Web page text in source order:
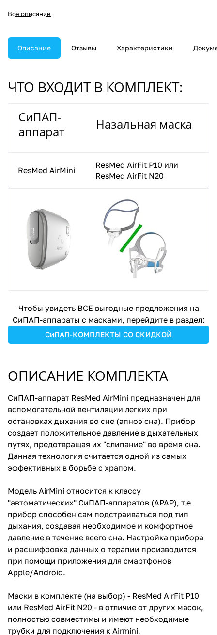
Все описание
Описание Отзывы Характеристики
ЧТО ВХОДИТ В КОМПЛЕКТ:
СиПАП-
аппарат
Назальная маска
ResMed AirMini
ResMed AirFit P10 или
ResMed AirFit N20
Чтобы увидеть ВСЕ выгодные предложения на
СиПАП-аппараты с масками, перейдите в раздел:
СиПАП-КОМПЛЕКТЫ СО СКИДКОЙ
ОПИСАНИЕ КОМПЛЕКТА
СиПАП-аппарат ResMed AirMini предназначен для
вспомогательной вентиляции легких при
остановках дыхания во сне (апноэ сна). Прибор
создает положительное давление в дыхательных
путях, предотвращая их "слипание" во время сна.
Данная технология считается одной из самых
эффективных в борьбе с храпом.
Модель AirMini относится к классу
"автоматических" СиПАП-аппаратов (APAP), т.е.
прибор способен сам подстраиваться под тип
дыхания, создавая необходимое и комфортное
давление в течение всего сна. Настройка прибора
и расшифровка данных о терапии производится
при помощи приложения для смартфонов
Apple/Android.
Маски в комплекте (на выбор) - ResMed AirFit P10
или ResMed AirFit N20 - в отличие от других масок,
полностью совместимы и имеют необходимые
трубки для подключения к Airmini.